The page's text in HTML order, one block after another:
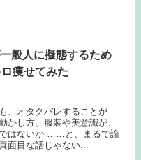
般人に擬態するため
痩せてみた
、オタクバレすることが
かし方、服装や美意識が、
はないか ……と、まるで論
面目な話じゃない...